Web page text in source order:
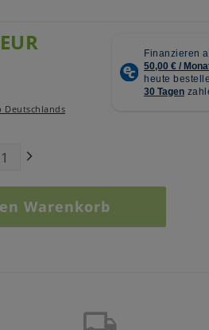
Deutschlands
Warenkorb